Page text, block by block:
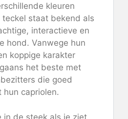
kleuren
teckel staat bekend als
interactieve en
hond. Vanwege hun
koppige karakter
het beste met
die goed
hun capriolen.
in de steek als je ziet